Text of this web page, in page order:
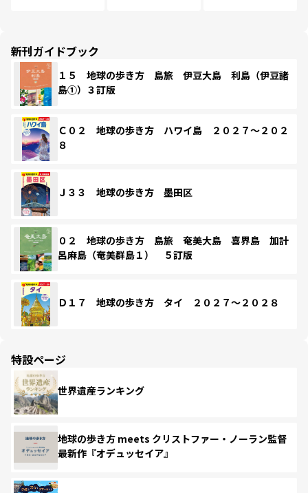
新刊ガイドブック
１５ 地球の歩き方 島旅 伊豆大島 利島（伊豆諸
島①）３訂版
Ｃ０２ 地球の歩き方 ハワイ島 ２０２７～２０２
８
Ｊ３３ 地球の歩き方 墨田区
０２ 地球の歩き方 島旅 奄美大島 喜界島 加計
呂麻島（奄美群島１） ５訂版
Ｄ１７ 地球の歩き方 タイ ２０２７～２０２８
特設ページ
世界遺産ランキング
地球の歩き方 meets クリストファー・ノーラン監督
最新作『オデュッセイア』